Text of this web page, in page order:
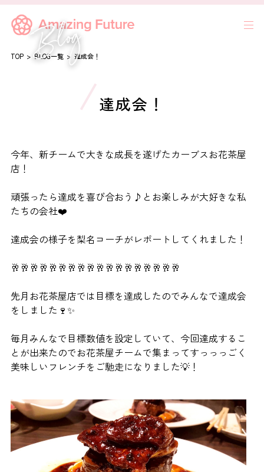
TOP BLOG一覧 達成会！
達成会！
今年、新チームで大きな成長を遂げたカーブスお花茶屋
店！
頑張ったら達成を喜び合おう♪とお楽しみが大好きな私
たちの会社❤️
達成会の様子を梨名コーチがレポートしてくれました！
🥂🥂🥂🥂🥂🥂🥂🥂🥂🥂🥂🥂🥂🥂🥂🥂🥂🥂
先月お花茶屋店では目標を達成したのでみんなで達成会
をしました🍷✨
毎月みんなで目標数値を設定していて、今回達成するこ
とが出来たのでお花茶屋チームで集まってすっっっごく
美味しいフレンチをご馳走になりました💡！